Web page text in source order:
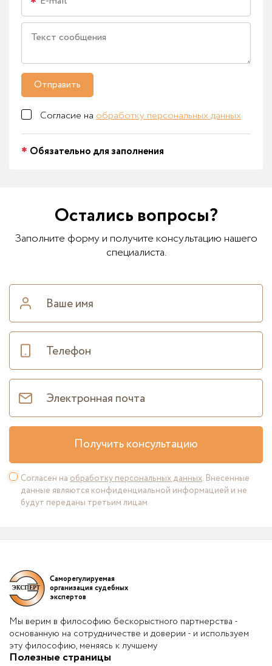
Отправить
Согласие на обработку персональных данных
Обязательно для заполнения
Остались вопросы?
Заполните форму и получите консультацию нашего
специалиста.
Получить консультацию
Согласен на обработку персональных данных. Внесенные
данные являются конфиденциальной информацией и не
будут переданы третьим лицам
Саморегулируемая
организация судебных
экспертов
Мы верим в философию бескорыстного партнерства -
основанную на сотрудничестве и доверии - и используем
эту философию, меняясь к лучшему
Полезные страницы